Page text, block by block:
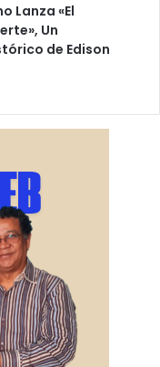
Lanza «El
Un
de Edison